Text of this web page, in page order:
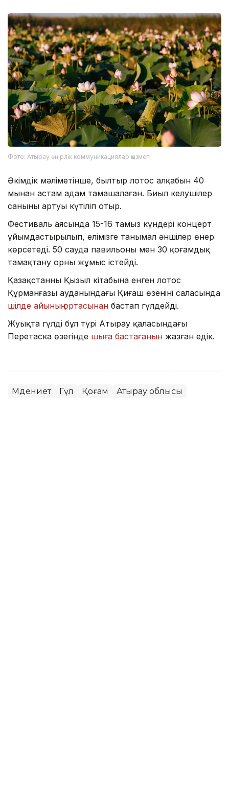
Фото: Атырау өңірлік коммуникациялар қызметі
Әкімдік мәліметінше, былтыр лотос алқабын 40
мыңнан астам адам тамашалаған. Биыл келушілер
санының артуы күтіліп отыр.
Фестиваль аясында 15-16 тамыз күндері концерт
ұйымдастырылып, елімізге танымал әншілер өнер
көрсетеді. 50 сауда павильоны мен 30 қоғамдық
тамақтану орны жұмыс істейді.
Қазақстанның Қызыл кітабына енген лотос
Құрманғазы ауданындағы Қиғаш өзенінің саласында
шілде айының ортасынан бастап гүлдейді.
Жуықта гүлдің бұл түрі Атырау қаласындағы
Перетаска өзегінде шыға бастағанын жазған едік.
Мәдениет Гүл Қоғам Атырау облысы